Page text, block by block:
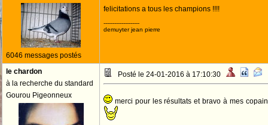
6046 messages postés
felicitations a tous les champions !!!!
--------------------
demuyter jean pierre
le chardon
à la recherche du standard
Gourou Pigeonneux
Posté le 24-01-2016 à 17:10:30
merci pour les résultats et bravo à mes